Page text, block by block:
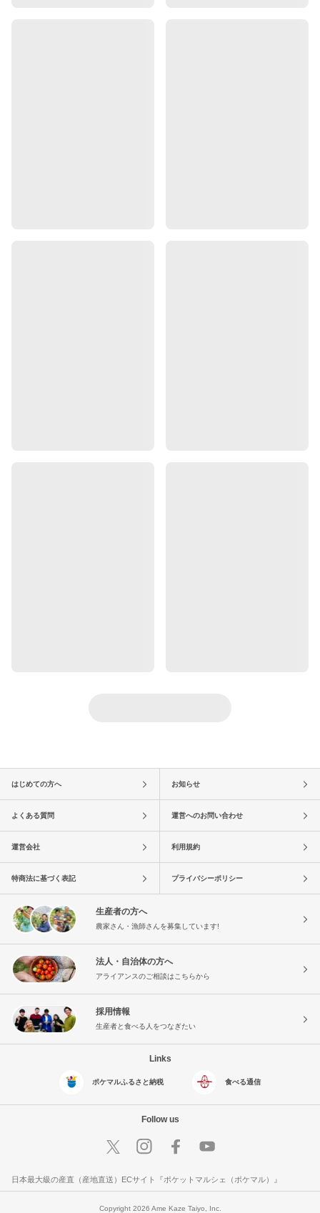
はじめての方へ お知らせ
よくある質問 運営へのお問い合わせ
運営会社 利用規約
特商法に基づく表記 プライバシーポリシー
生産者の方へ
農家さん・漁師さんを募集しています!
法人・自治体の方へ
アライアンスのご相談はこちらから
採用情報
生産者と食べる人をつなぎたい
Links
ポケマルふるさと納税 食べる通信
Follow us
日本最大級の産直（産地直送）ECサイト『ポケットマルシェ（ポケマル）』
Copyright 2026 Ame Kaze Taiyo, Inc.